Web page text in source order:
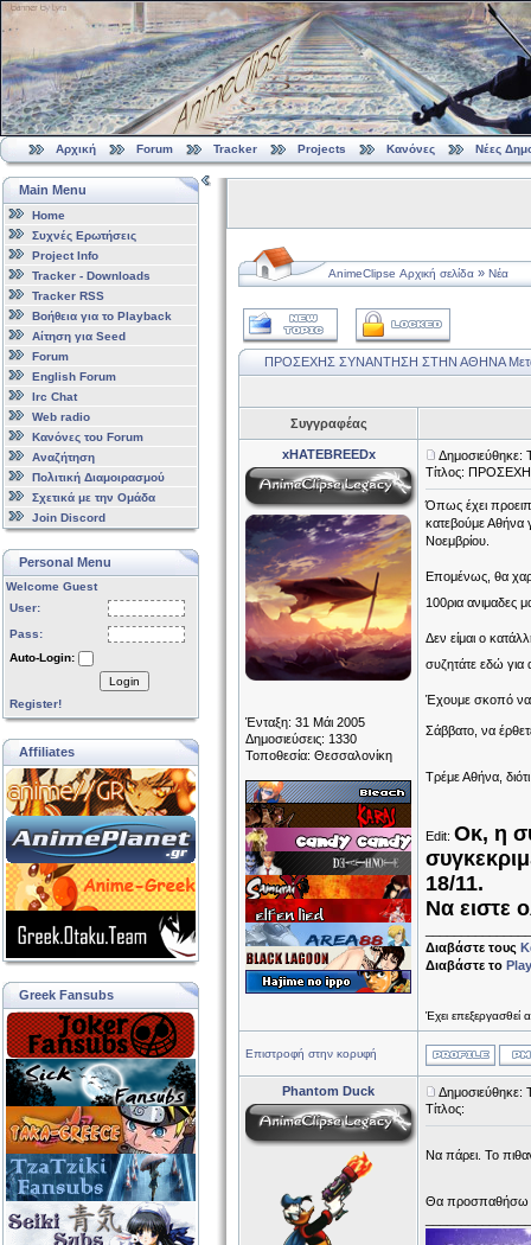
Αρχική Forum Tracker Projects Κανόνες Νέες
Main Menu
Home
Συχνές Ερωτήσεις
Project Info
Tracker - Downloads
Tracker RSS
Βοήθεια για το Playback
Αίτηση για Seed
Forum
English Forum
Irc Chat
Web radio
Κανόνες του Forum
Αναζήτηση
Πολιτική Διαμοιρασμού
Σχετικά με την Ομάδα
Join Discord
Personal Menu
Welcome Guest
User:
Pass:
Auto-Login:
Login
Register!
Affiliates
Greek Fansubs
AnimeClipse Αρχική σελίδα » Νέα
ΠΡΟΣΕΧΗΣ ΣΥΝΑΝΤΗΣΗ ΣΤΗΝ ΑΘΗΝΑ
Συγγραφέας
xHATEBREEDx
Ένταξη: 31 Μάι 2005
Δημοσιεύσεις: 1330
Τοποθεσία: Θεσσαλονίκη
Δημοσιεύθηκε:
Τίτλος:
Όπως έχει
κατεβούμε Αθήνα
Νοεμβρίου.
Επομένως, θα
100ρια ανιμαδες
Δεν είμαι ο
συζητάτε εδώ για
Έχουμε σκοπό να
Σάββατο, να
Τρέμε Αθήνα,
Edit: Οκ, η
18/11.
Να ειστε
Διαβάστε τους
Διαβάστε το
Έχει
Επιστροφή στην κορυφή
Phantom Duck
Δημοσιεύθηκε:
Τίτλος:
Να πάρει. Το
Θα προσπαθήσω